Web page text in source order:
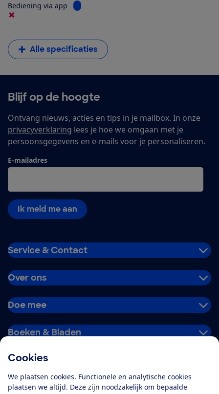
Cookies
We plaatsen cookies. Functionele en analytische cookies
plaatsen we altijd. Deze zijn noodzakelijk om bepaalde
Bediening via app Bekijk informatie voor Bediening via app
Alle specificaties
Blijf op de hoogte
Ontvang nieuws, acties en tips in je mailbox. In onze
privacyverklaring lees je hoe we omgaan met je
persoonsgegevens en e-mails voor je personaliseren.
E-mailadres
Ik meld me aan
Service & Contact
Over ons
Doe mee
Boeken & Bladen